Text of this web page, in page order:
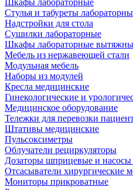
Шкафы лабораторные
Стулья и табуреты
Надстройки для стола
Сушилки лабораторные
Шкафы лабораторные
Мебель из нержавеющей стали
Модульная мебель
Наборы из модулей
Кресла медицинские
Гинекологические и
Медицинское оборудование
Тележки для перевозки
Штативы медицинские
Пульсоксиметры
Облучатели рециркуляторы
Дозаторы шприцевые и
Отсасыватели хирургические
Мониторы прикроватные